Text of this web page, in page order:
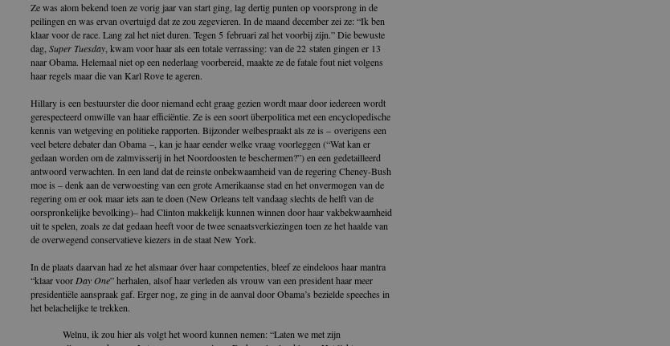
Ze was alom bekend toen ze vorig jaar van start ging, lag dertig punten op voorsprong in de
peilingen en was ervan overtuigd dat ze zou zegevieren. In de maand december zei ze: “Ik ben
klaar voor de race. Lang zal het niet duren. Tegen 5 februari zal het voorbij zijn.” Die bewuste
dag, Super Tuesday , kwam voor haar als een totale verrassing: van de 22 staten gingen er 13
naar Obama. Helemaal niet op een nederlaag voorbereid, maakte ze de fatale fout niet volgens
haar regels maar die van Karl Rove te ageren.
Hillary is een bestuurster die door niemand echt graag gezien wordt maar door iedereen wordt
gerespecteerd omwille van haar efficiëntie. Ze is een soort überpolitica met een encyclopedische
kennis van wetgeving en politieke rapporten. Bijzonder welbespraakt als ze is – overigens een
veel betere debater dan Obama –, kan je haar eender welke vraag voorleggen (“Wat kan er
gedaan worden om de zalmvisserij in het Noordoosten te beschermen?”) en een gedetailleerd
antwoord verwachten. In een land dat de reinste onbekwaamheid van de regering Cheney-Bush
moe is – denk aan de verwoesting van een grote Amerikaanse stad en het onvermogen van de
regering om er ook maar iets aan te doen (New Orleans telt vandaag slechts de helft van de
oorspronkelijke bevolking)– had Clinton makkelijk kunnen winnen door haar vakbekwaamheid
uit te spelen, zoals ze dat gedaan heeft voor de twee senaatsverkiezingen toen ze het haalde van
de overwegend conservatieve kiezers in de staat New York.
In de plaats daarvan had ze het alsmaar óver haar competenties, bleef ze eindeloos haar mantra
“klaar voor Day One” herhalen, alsof haar verleden als vrouw van een president haar meer
presidentiële aanspraak gaf. Erger nog, ze ging in de aanval door Obama’s bezielde speeches in
het belachelijke te trekken.
Welnu, ik zou hier als volgt het woord kunnen nemen: “Laten we met zijn